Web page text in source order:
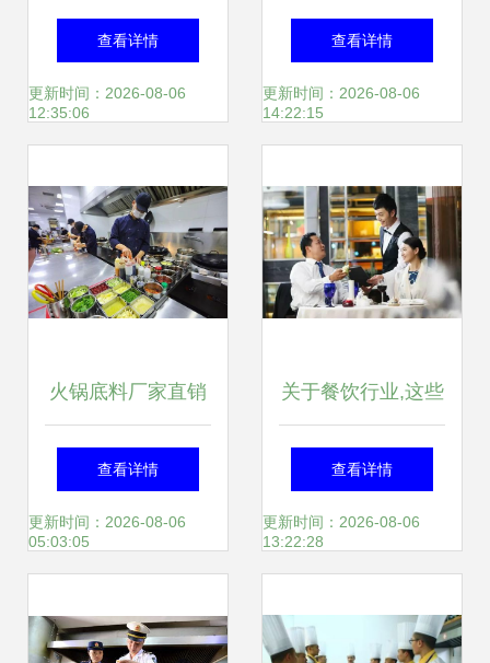
千多名员工提供团
膳服务,满意度高达
查看详情
更新时间：2026-08-06
12:35:06
致体验的特色产品
与智慧管理新方案
查看详情
更新时间：2026-08-06
14:22:15
火锅底料厂家直销
餐饮老板为何这么
钟爱它？
查看详情
更新时间：2026-08-06
05:03:05
关于餐饮行业,这些
点餐饮人必须要清
楚!
查看详情
更新时间：2026-08-06
13:22:28